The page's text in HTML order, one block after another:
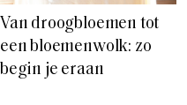
Van droogbloemen tot
een bloemenwolk: zo
begin je eraan